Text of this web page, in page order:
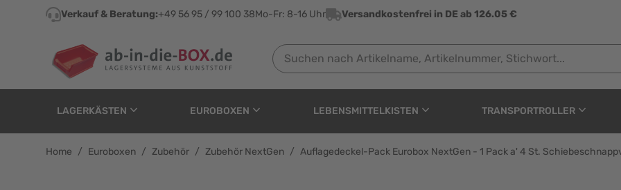
Direkt zum Inhalt
Verkauf & Beratung:+49 56 95 / 99 100 38Mo-Fr: 8-16 Uhr Versandkostenfrei in DE ab 126.05 €
Suchen nach Artikelname, Artikelnummer, Stichwort...
LAGERKÄSTEN EUROBOXEN LEBENSMITTELKISTEN TRANSPORTROLLER
Home / Euroboxen / Zubehör / Zubehör NextGen / Auflagedeckel-Pack Eurobox NextGen - 1 Pack a' 4 St.